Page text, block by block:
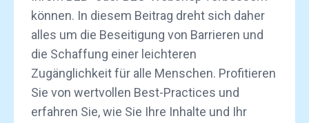
können. In diesem Beitrag dreht sich daher
alles um die Beseitigung von Barrieren und
die Schaffung einer leichteren
Zugänglichkeit für alle Menschen. Profitieren
Sie von wertvollen Best-Practices und
erfahren Sie, wie Sie Ihre Inhalte und Ihr